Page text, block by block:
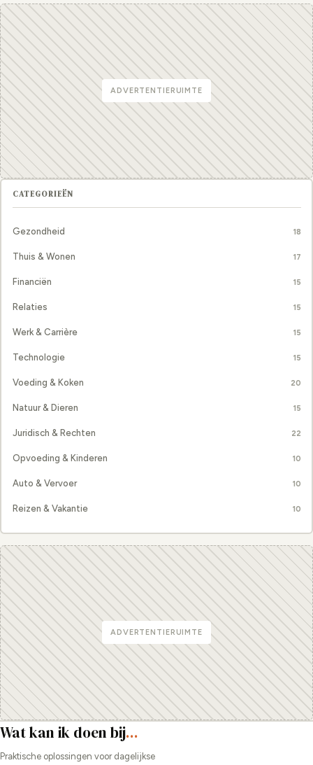
ADVERTENTIERUIMTE
CATEGORIEËN
Gezondheid 18
Thuis & Wonen 17
Financiën 15
Relaties 15
Werk & Carrière 15
Technologie 15
Voeding & Koken 20
Natuur & Dieren 15
Juridisch & Rechten 22
Opvoeding & Kinderen 10
Auto & Vervoer 10
Reizen & Vakantie 10
ADVERTENTIERUIMTE
Wat kan ik doen bij...
Praktische oplossingen voor dagelijkse